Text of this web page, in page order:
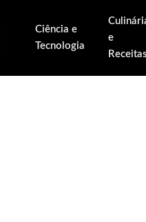
Ciência e
Tecnologia
e
Receitas